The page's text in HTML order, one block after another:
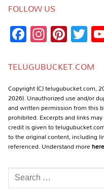
FOLLOW US
Facebook
TELUGUBUCKET.COM
Copyright (C) telugubucket.com,
2026). Unauthorized use and/or
and written permission from this
prohibited. Excerpts and links
credit is given to
to the original content, including
referenced. Understand morehere
Search
for: